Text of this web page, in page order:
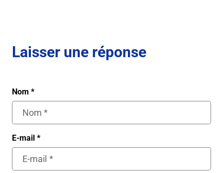
Laisser une réponse
Nom *
E-mail *